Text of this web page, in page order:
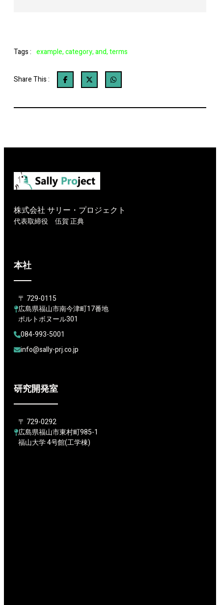
Tags : example,category,and,terms
Share This :
株式会社 サリー・プロジェクト
代表取締役 伍賀 正典
本社
〒 729-0115
広島県福山市南今津町17番地
ポルトボヌール301
084-993-5001
info@sally-prj.co.jp
研究開発室
〒 729-0292
広島県福山市東村町985-1
福山大学 4号館(工学棟)